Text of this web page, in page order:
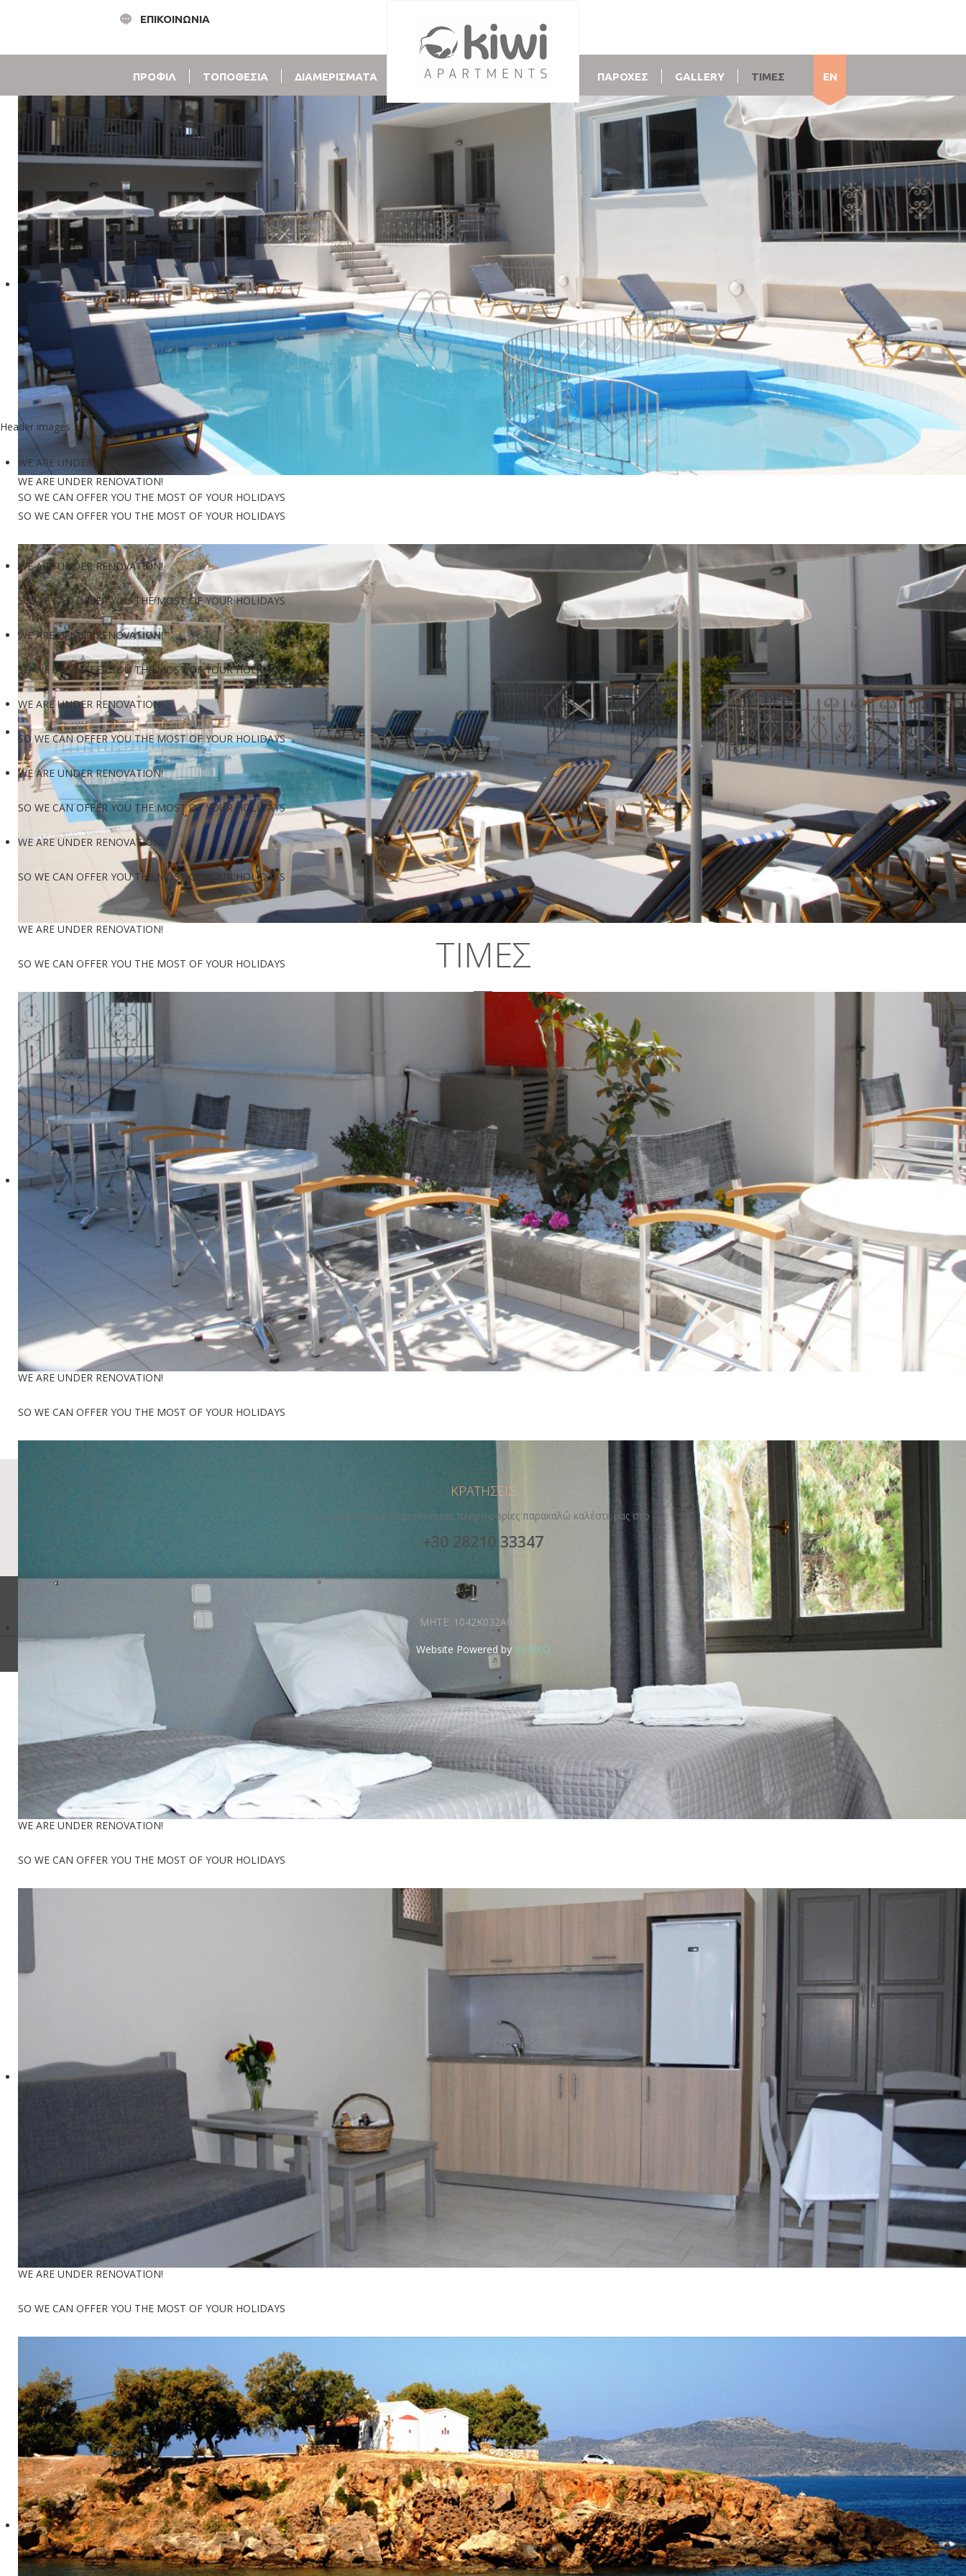
ΕΠΙΚΟΙΝΩΝΙΑ
ΠΡΟΦΙΛ ΤΟΠΟΘΕΣΙΑ ΔΙΑΜΕΡΙΣΜΑΤΑ ΠΑΡΟΧΕΣ GALLERY ΤΙΜΕΣ EN
WE ARE UNDER RENOVATION!
SO WE CAN OFFER YOU THE MOST OF YOUR HOLIDAYS
WE ARE UNDER RENOVATION!
SO WE CAN OFFER YOU THE MOST OF YOUR HOLIDAYS
WE ARE UNDER RENOVATION!
SO WE CAN OFFER YOU THE MOST OF YOUR HOLIDAYS
WE ARE UNDER RENOVATION!
SO WE CAN OFFER YOU THE MOST OF YOUR HOLIDAYS
WE ARE UNDER RENOVATION!
SO WE CAN OFFER YOU THE MOST OF YOUR HOLIDAYS
Header images
WE ARE UNDER RENOVATION!
SO WE CAN OFFER YOU THE MOST OF YOUR HOLIDAYS
WE ARE UNDER RENOVATION!
SO WE CAN OFFER YOU THE MOST OF YOUR HOLIDAYS
WE ARE UNDER RENOVATION!
SO WE CAN OFFER YOU THE MOST OF YOUR HOLIDAYS
WE ARE UNDER RENOVATION!
SO WE CAN OFFER YOU THE MOST OF YOUR HOLIDAYS
WE ARE UNDER RENOVATION!
SO WE CAN OFFER YOU THE MOST OF YOUR HOLIDAYS
WE ARE UNDER RENOVATION!
SO WE CAN OFFER YOU THE MOST OF YOUR HOLIDAYS
ΤΙΜΕΣ
Το Κiwi Αpartments είναι διαθέσιμο από 10 Μαϊου έως 30 Οκτωβρίου.
Μπορείτε να επικοινωνήσετε μαζί μας στοinfo@kiwiapartments.grγια τιμές και διαθεσιμότητα.
ΚΡΑΤΗΣΕΙΣ
Για κρατήσεις ή περισσότερες πληροφορίες παρακαλώ καλέστε μας στο
+30 28210 33347
η τοποθεσία οι παροχές τιμές επικοινωνία κρατήσεις
ΜΗΤΕ: 1042K032A0139300
Website Powered by IMMKO